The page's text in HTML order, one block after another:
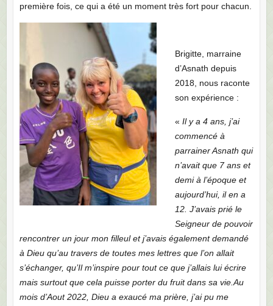
première fois, ce qui a été un moment très fort pour chacun.
Brigitte, marraine
d’Asnath depuis
2018, nous raconte
son expérience :
« Il y a 4 ans, j’ai
commencé à
parrainer Asnath qui
n’avait que 7 ans et
demi à l’époque et
aujourd’hui, il en a
12. J’avais prié le
Seigneur de pouvoir
rencontrer un jour mon filleul et j’avais également demandé
à Dieu qu’au travers de toutes mes lettres que l’on allait
s’échanger, qu’Il m’inspire pour tout ce que j’allais lui écrire
mais surtout que cela puisse porter du fruit dans sa vie. Au
mois d’Aout 2022, Dieu a exaucé ma prière, j’ai pu me